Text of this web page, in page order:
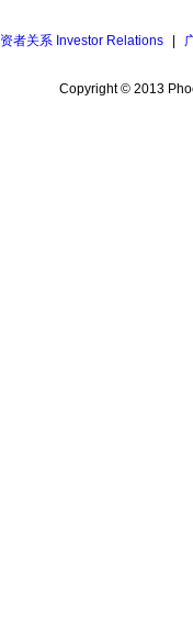
者关系 Investor Relations
Copyright © 2013